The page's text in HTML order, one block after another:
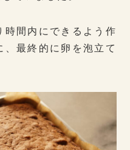
時間内にできるよう作
、最終的に卵を泡立て